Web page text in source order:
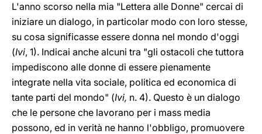
L'anno scorso nella mia "Lettera alle Donne" cercai di
iniziare un dialogo, in particolar modo con loro stesse,
su cosa significasse essere donna nel mondo d'oggi
(Ivi, 1). Indicai anche alcuni tra "gli ostacoli che tuttora
impediscono alle donne di essere pienamente
integrate nella vita sociale, politica ed economica di
tante parti del mondo" (Ivi, n. 4). Questo è un dialogo
che le persone che lavorano per i mass media
possono, ed in verità ne hanno l'obbligo, promuovere